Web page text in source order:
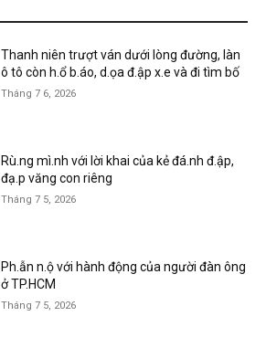
Thanh niên trượt ván dưới lòng đường, làn
ô tô còn h.ổ b.áo, d.ọa đ.ập x.e và đi tìm bố
Tháng 7 6, 2026
Rù.ng mì.nh với lời khai của kẻ đá.nh đ.ập,
đạ.p văng con riêng
Tháng 7 5, 2026
Ph.ẫn n.ộ với hành động của người đàn ông
ở TP.HCM
Tháng 7 5, 2026